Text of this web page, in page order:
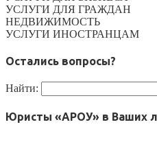
УСЛУГИ ДЛЯ ГРАЖДАН
НЕДВИЖИМОСТЬ
УСЛУГИ ИНОСТРАНЦАМ
Остались вопросы?
Найти:
Юристы «АРОУ» в Ваших